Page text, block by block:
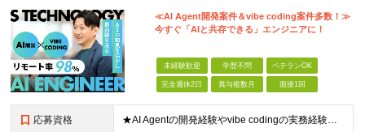
≪AI Agent開発案件＆vibe coding案件多数！≫
今すぐ「AIと共存できる」エンジニアに！
未経験歓迎 学歴不問 ベテランOK
完全週休2日 賞与複数月 面接1回
応募資格 ★AI Agentの開発経験やvibe codingの実務経験は不問！ ■開発エンジニアとしての実務経験をお持ちの方 ■AI Agentの仕組みを理解している、またはClaude Code、Code